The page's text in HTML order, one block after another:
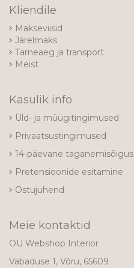
Kliendile
Makseviisid
Järelmaks
Tarneaeg ja transport
Meist
Kasulik info
Üld- ja müügitingimused
Privaatsustingimused
14-päevane taganemisõigus
Pretensioonide esitamine
Ostujuhend
Meie kontaktid
OÜ Webshop Interior
Vabaduse 1, Võru, 65609